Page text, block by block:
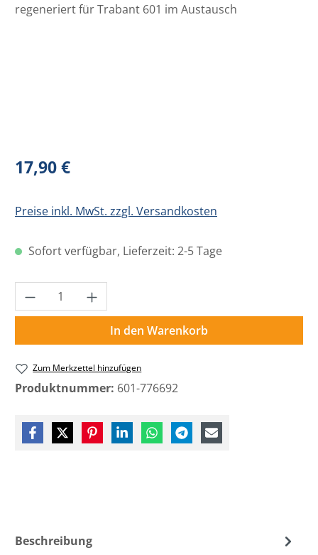
Regulärer Preis:
17,90 €
Preise inkl. MwSt. zzgl. Versandkosten
Sofort verfügbar, Lieferzeit: 2-5 Tage
Produkt Anzahl: Gib den gewünschten
In den Warenkorb
Zum Merkzettel hinzufügen
Produktnummer: 601-776692
Beschreibung